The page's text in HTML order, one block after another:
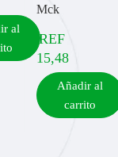
al
Mck
REF
15,48
Añadir al
carrito